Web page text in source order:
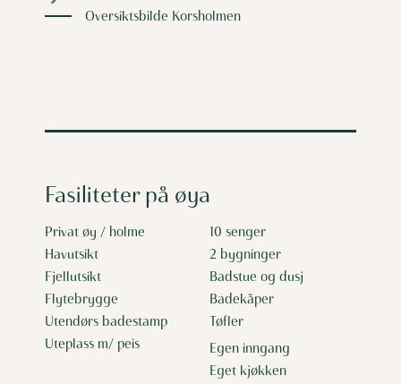
Oversiktsbilde Korsholmen
Fasiliteter på øya
Privat øy / holme
Havutsikt
Fjellutsikt
Flytebrygge
Utendørs badestamp
Uteplass m/ peis
10 senger
2 bygninger
Badstue og dusj
Badekåper
Tøfler
Egen inngang
Eget kjøkken